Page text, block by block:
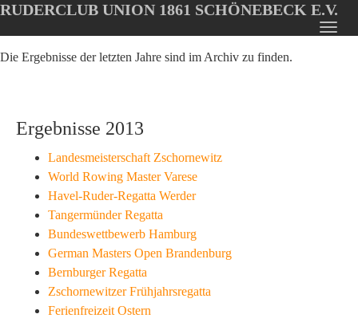
Oops, an error occurred! Code: 20260806210131a685c8bb
to
RUDERCLUB UNION 1861 SCHÖNEBECK E.V.
Die Ergebnisse der letzten Jahre sind im Archiv zu finden.
Ergebnisse 2013
Landesmeisterschaft Zschornewitz
World Rowing Master Varese
Havel-Ruder-Regatta Werder
Tangermünder Regatta
Bundeswettbewerb Hamburg
German Masters Open Brandenburg
Bernburger Regatta
Zschornewitzer Frühjahrsregatta
Ferienfreizeit Ostern